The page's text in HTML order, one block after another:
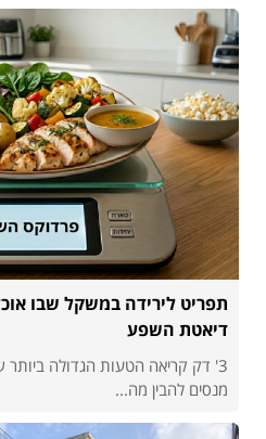
תפריט לירידה במשקל שבו
דיאטת השפע
3' דק קריאה הטעות הגדולה ביותר
מנסים להבין מה...